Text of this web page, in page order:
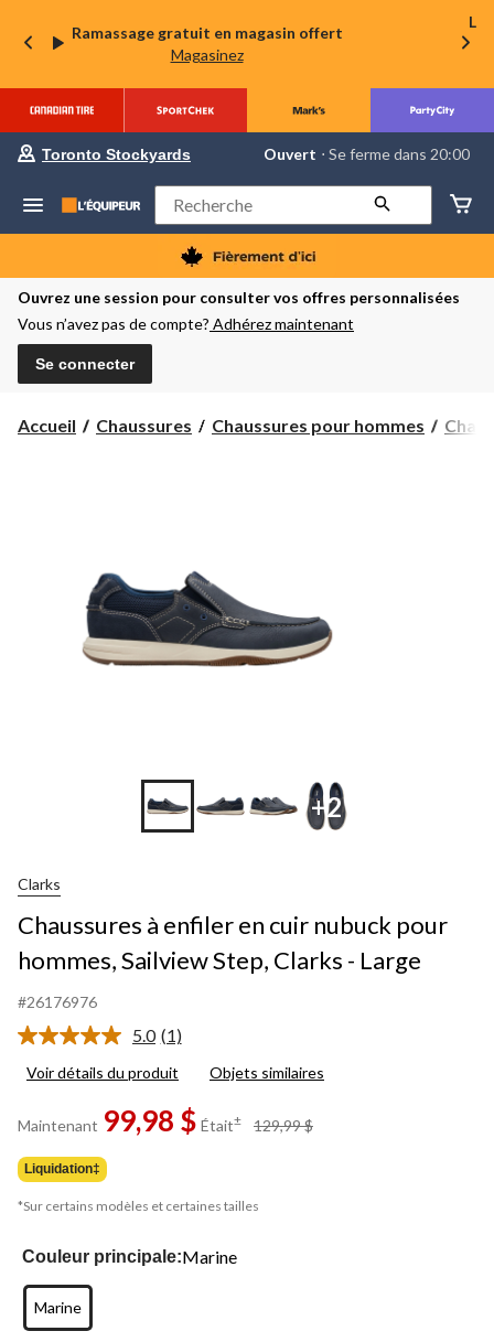
Ramassage gratuit en magasin offert
Magasinez
La
votre
préféré
Toronto
Stockyards,
courament
Ouvert,
Se
dans
Toronto Stockyards Ouvert ⋅ Se ferme dans 20:00
Rechercher
Ouvrez une session pour consulter vos offres personnalisées
Vous n’avez pas de compte? Adhérez maintenant
Se connecter
Accueil Chaussures Chaussures pour hommes
+2
Clarks
Chaussures à enfiler en cuir nubuck pour
hommes, Sailview Step, Clarks - Large
#26176976
5.0 Lire
commentaire.
vers
la
(1)
Voir détails du produit Objets similaires
Maintenant 99,98 $ Était± 129,99 $
Liquidation‡
*Sur certains modèles et certaines tailles
Couleur principale:Marine
Marine